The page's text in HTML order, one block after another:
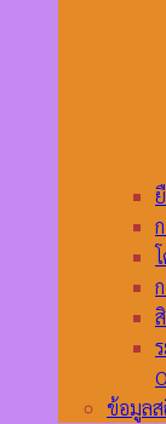
ข้อมูลส